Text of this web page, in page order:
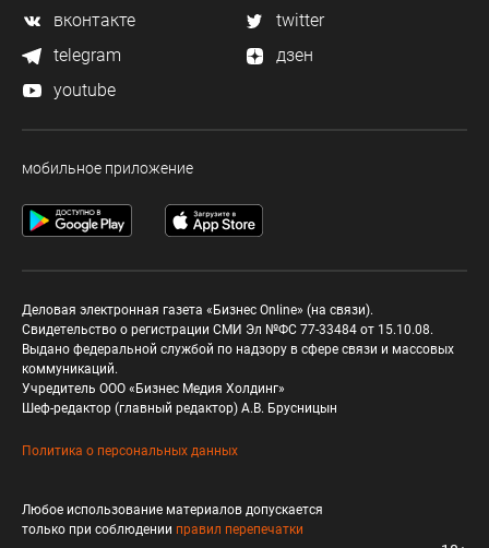
вконтакте
twitter
telegram
дзен
youtube
мобильное приложение
Деловая электронная газета «Бизнес Online» (на связи).
Свидетельство о регистрации СМИ Эл №ФС 77-33484 от 15.10.08.
Выдано федеральной службой по надзору в сфере связи и массовых
коммуникаций.
Учредитель ООО «Бизнес Медия Холдинг»
Шеф-редактор (главный редактор) А.В. Брусницын
Политика о персональных данных
Любое использование материалов допускается
только при соблюдении правил перепечатки